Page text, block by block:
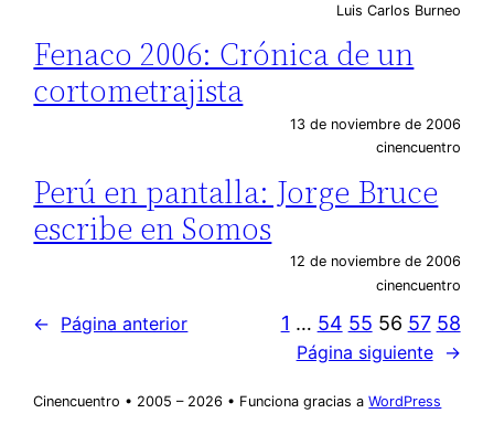
Luis Carlos Burneo
Fenaco 2006: Crónica de un
cortometrajista
13 de noviembre de 2006
cinencuentro
Perú en pantalla: Jorge Bruce
escribe en Somos
12 de noviembre de 2006
cinencuentro
← Página anterior 1 … 54 55 56 57 58
Página siguiente →
Cinencuentro • 2005 – 2026 • Funciona gracias aWordPress